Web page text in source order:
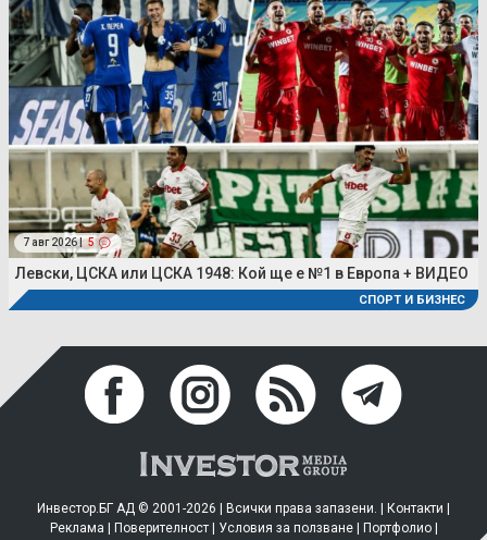
7 авг 2026 | 5
Левски, ЦСКА или ЦСКА 1948: Кой ще е №1 в Европа + ВИДЕО
СПОРТ И БИЗНЕС
Инвестор.БГ АД © 2001-2026 | Всички права запазени. | Контакти
Реклама
Поверителност| Условия за ползване| Портфолио|